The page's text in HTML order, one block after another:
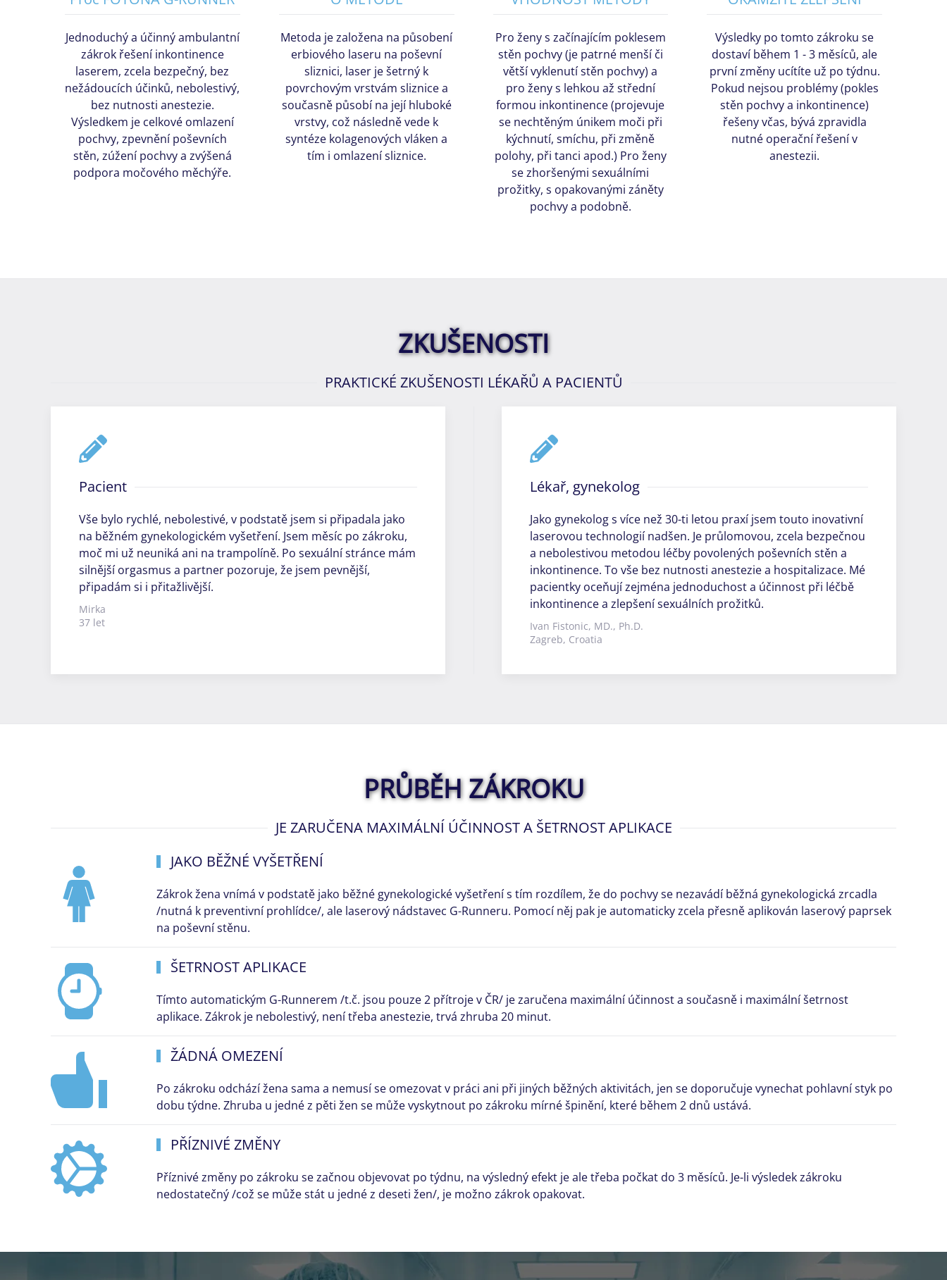
Jednoduchý a účinný ambulantní
zákrok řešení inkontinence
laserem, zcela bezpečný, bez
nežádoucích účinků, nebolestivý,
bez nutnosti anestezie.
Výsledkem je celkové omlazení
pochvy, zpevnění poševních
stěn, zúžení pochvy a zvýšená
podpora močového měchýře.
Metoda je založena na působení
erbiového laseru na poševní
sliznici, laser je šetrný k
povrchovým vrstvám sliznice a
současně působí na její hluboké
vrstvy, což následně vede k
syntéze kolagenových vláken a
tím i omlazení sliznice.
Pro ženy s začínajícím poklesem
stěn pochvy (je patrné menší či
větší vyklenutí stěn pochvy) a
pro ženy s lehkou až střední
formou inkontinence (projevuje
se nechtěným únikem moči při
kýchnutí, smíchu, při změně
polohy, při tanci apod.) Pro ženy
se zhoršenými sexuálními
prožitky, s opakovanými záněty
pochvy a podobně.
Výsledky po tomto zákroku se
dostaví během 1 - 3 měsíců, ale
první změny ucítíte už po týdnu.
Pokud nejsou problémy (pokles
stěn pochvy a inkontinence)
řešeny včas, bývá zpravidla
nutné operační řešení v
anestezii.
ZKUŠENOSTI
PRAKTICKÉ ZKUŠENOSTI LÉKAŘŮ A PACIENTŮ
Pacient
Vše bylo rychlé, nebolestivé, v podstatě jsem si připadala jako
na běžném gynekologickém vyšetření. Jsem měsíc po zákroku,
moč mi už neuniká ani na trampolíně. Po sexuální stránce mám
silnější orgasmus a partner pozoruje, že jsem pevnější,
připadám si i přitažlivější.
Mirka
37 let
Lékař, gynekolog
Jako gynekolog s více než 30-ti letou praxí jsem touto inovativní
laserovou technologií nadšen. Je průlomovou, zcela bezpečnou
a nebolestivou metodou léčby povolených poševních stěn a
inkontinence. To vše bez nutnosti anestezie a hospitalizace. Mé
pacientky oceňují zejména jednoduchost a účinnost při léčbě
inkontinence a zlepšení sexuálních prožitků.
Ivan Fistonic, MD., Ph.D.
Zagreb, Croatia
PRŮBĚH ZÁKROKU
JE ZARUČENA MAXIMÁLNÍ ÚČINNOST A ŠETRNOST APLIKACE
JAKO BĚŽNÉ VYŠETŘENÍ
Zákrok žena vnímá v podstatě jako běžné gynekologické vyšetření s tím rozdílem, že do pochvy se nezavádí běžná gynekologická zrcadla
/nutná k preventivní prohlídce/, ale laserový nádstavec G-Runneru. Pomocí něj pak je automaticky zcela přesně aplikován laserový paprsek
na poševní stěnu.
ŠETRNOST APLIKACE
Tímto automatickým G-Runnerem /t.č. jsou pouze 2 přítroje v ČR/ je zaručena maximální účinnost a současně i maximální šetrnost
aplikace. Zákrok je nebolestivý, není třeba anestezie, trvá zhruba 20 minut.
ŽÁDNÁ OMEZENÍ
Po zákroku odchází žena sama a nemusí se omezovat v práci ani při jiných běžných aktivitách, jen se doporučuje vynechat pohlavní styk po
dobu týdne. Zhruba u jedné z pěti žen se může vyskytnout po zákroku mírné špinění, které během 2 dnů ustává.
PŘÍZNIVÉ ZMĚNY
Příznivé změny po zákroku se začnou objevovat po týdnu, na výsledný efekt je ale třeba počkat do 3 měsíců. Je-li výsledek zákroku
nedostatečný /což se může stát u jedné z deseti žen/, je možno zákrok opakovat.